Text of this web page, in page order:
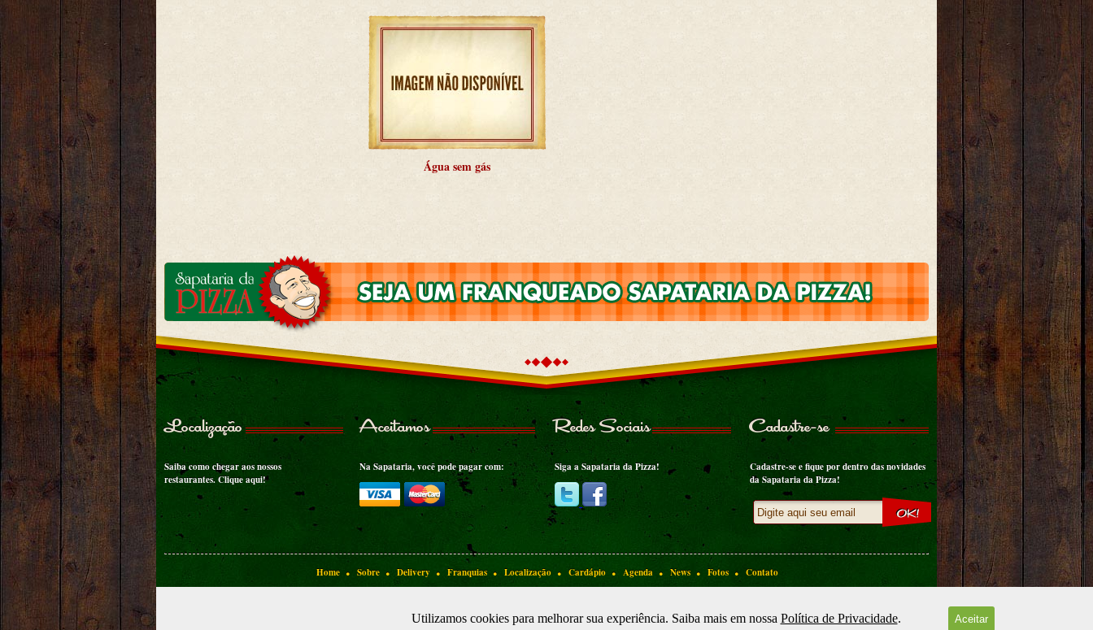
Água sem gás
Localização
Saiba como chegar aos nossos
restaurantes.Clique aqui!
Aceitamos
Na Sapataria, você pode pagar com:
Redes Sociais
Siga a Sapataria da Pizza!
Cadastre-se
Cadastre-se e fique por dentro das novidades
da Sapataria da Pizza!
Home . Sobre . Delivery . Franquias . Localização . Cardápio . Agenda . News . Fotos . Contato
PASTEL DO LU LU WASABI
Sapataria da Pizza . 2026 © Todos os Direitos Reservados
Desenvolvido porVisualcom Agência de Internet
Utilizamos cookies para melhorar sua experiência. Saiba mais em nossa Política de Privacidade. Aceitar